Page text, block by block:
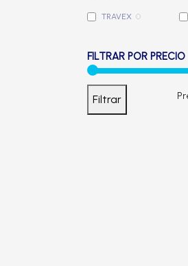
TRAVEX 0
FILTRAR POR PRECIO
Filtrar